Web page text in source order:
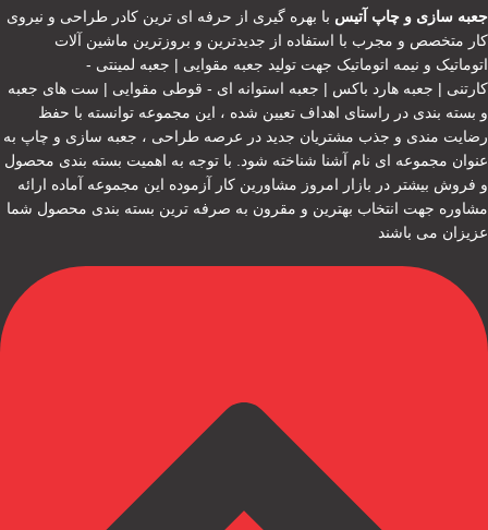
جعبه سازی و چاپ آتیس با بهره گیری از حرفه ای ترین کادر طراحی و نیروی
کار متخصص و مجرب با استفاده از جدیدترین و بروزترین ماشین آلات
اتوماتیک و نیمه اتوماتیک جهت تولید جعبه مقوایی | جعبه لمینتی -
کارتنی | جعبه هارد باکس | جعبه استوانه ای - قوطی مقوایی | ست های جعبه
و بسته بندی در راستای اهداف تعیین شده ، این مجموعه توانسته با حفظ
رضایت مندی و جذب مشتریان جدید در عرصه طراحی ، جعبه سازی و چاپ به
عنوان مجموعه ای نام آشنا شناخته شود. با توجه به اهمیت بسته بندی محصول
و فروش بیشتر در بازار امروز مشاورین کار آزموده این مجموعه آماده ارائه
مشاوره جهت انتخاب بهترین و مقرون به صرفه ترین بسته بندی محصول شما
عزیزان می باشند